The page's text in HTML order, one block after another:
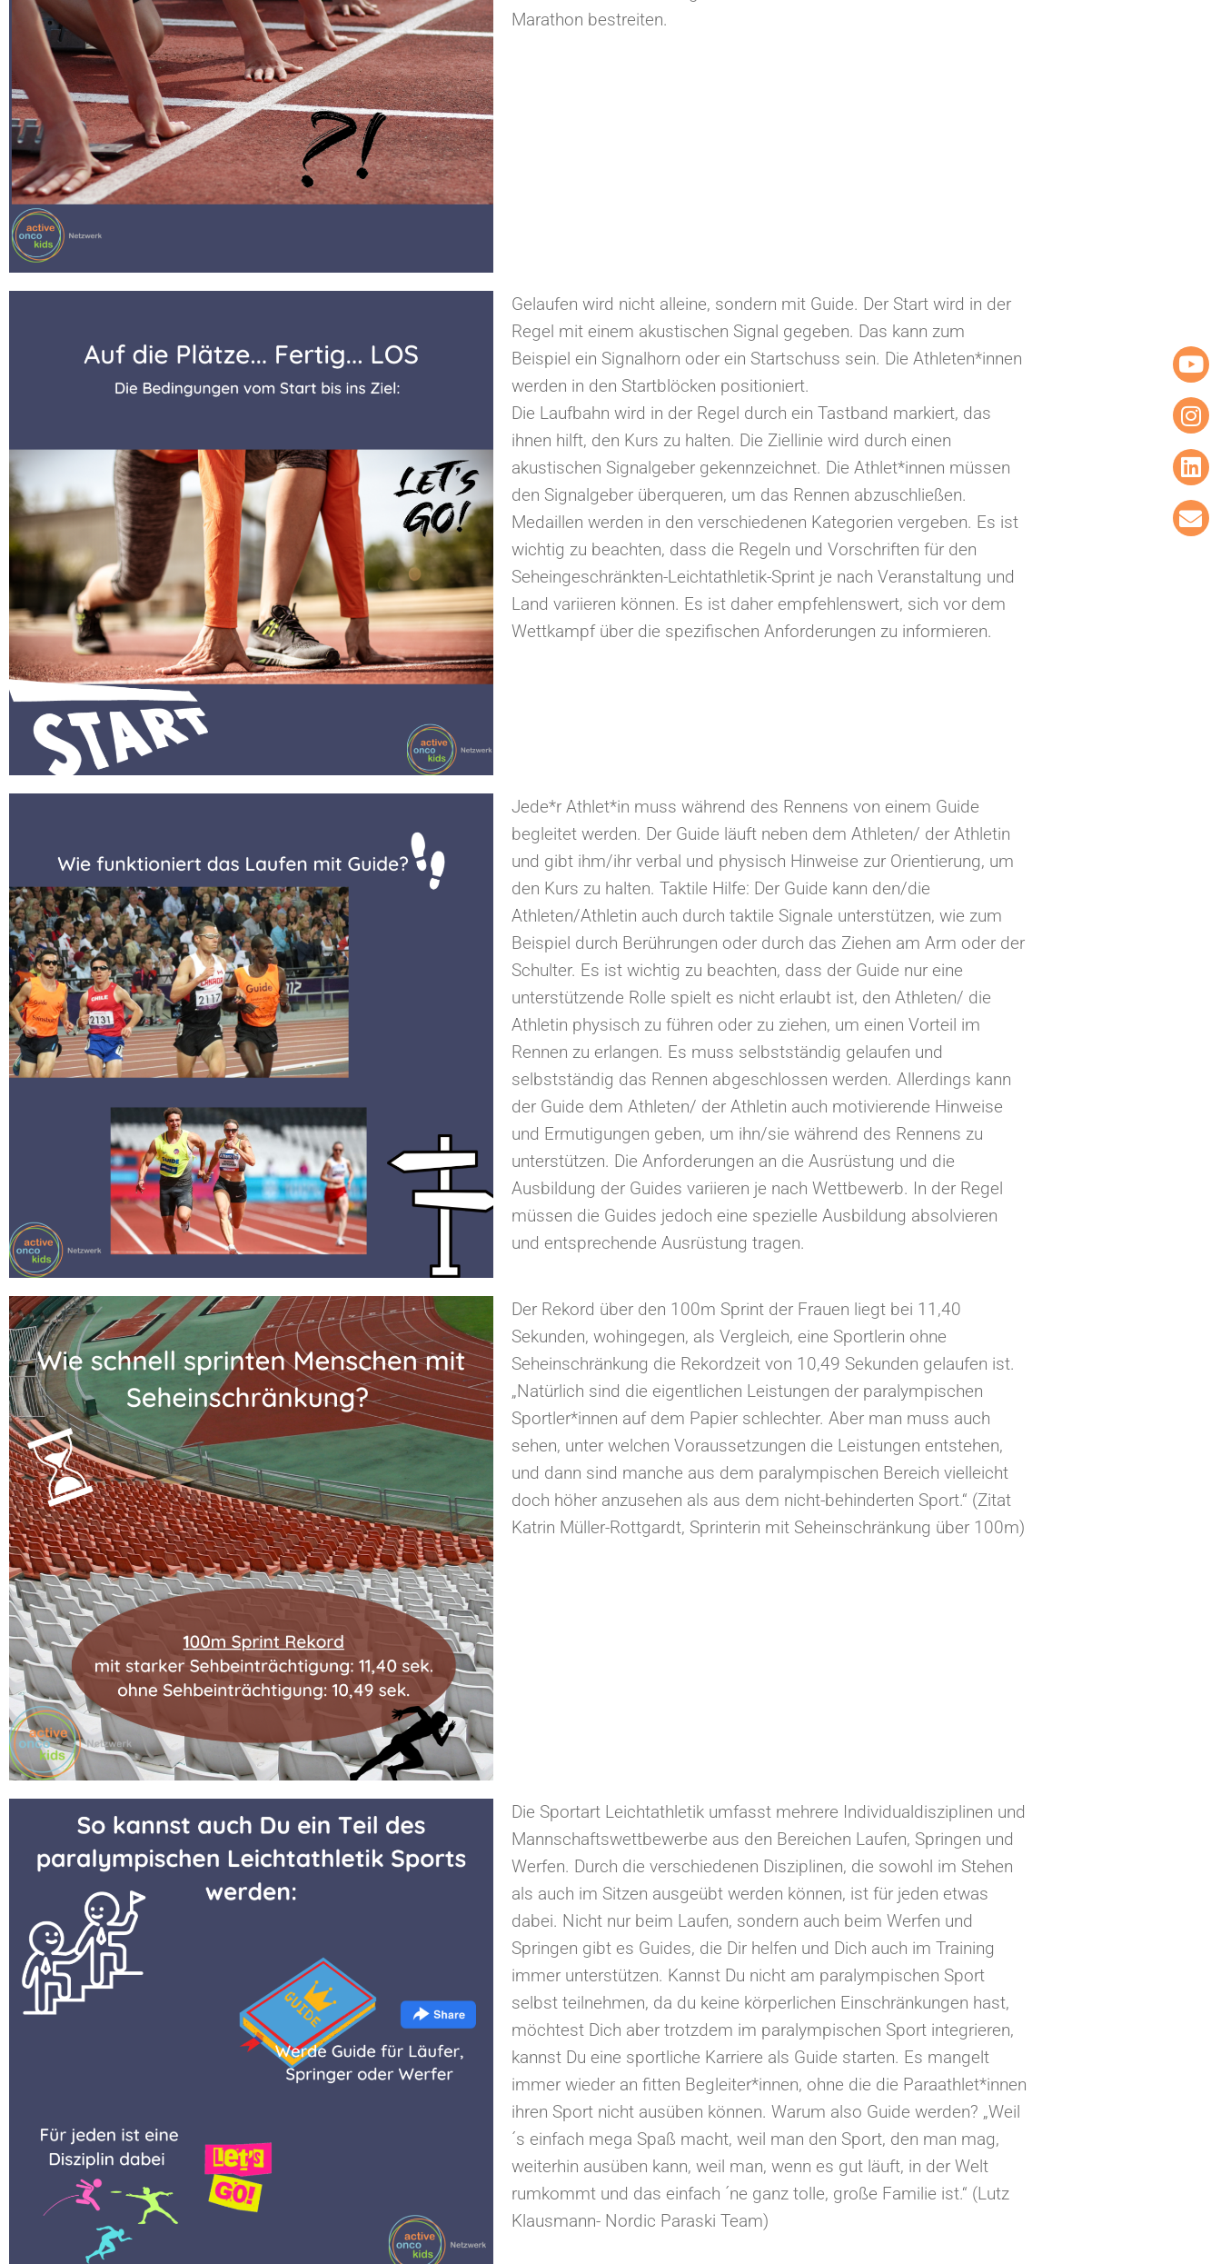
Marathon bestreiten.
Gelaufen wird nicht alleine, sondern mit Guide. Der Start wird in der
Regel mit einem akustischen Signal gegeben. Das kann zum
Beispiel ein Signalhorn oder ein Startschuss sein. Die Athleten*innen
werden in den Startblöcken positioniert.
Die Laufbahn wird in der Regel durch ein Tastband markiert, das
ihnen hilft, den Kurs zu halten. Die Ziellinie wird durch einen
akustischen Signalgeber gekennzeichnet. Die Athlet*innen müssen
den Signalgeber überqueren, um das Rennen abzuschließen.
Medaillen werden in den verschiedenen Kategorien vergeben. Es ist
wichtig zu beachten, dass die Regeln und Vorschriften für den
Seheingeschränkten-Leichtathletik-Sprint je nach Veranstaltung und
Land variieren können. Es ist daher empfehlenswert, sich vor dem
Wettkampf über die spezifischen Anforderungen zu informieren.
Jede*r Athlet*in muss während des Rennens von einem Guide
begleitet werden. Der Guide läuft neben dem Athleten/ der Athletin
und gibt ihm/ihr verbal und physisch Hinweise zur Orientierung, um
den Kurs zu halten. Taktile Hilfe: Der Guide kann den/die
Athleten/Athletin auch durch taktile Signale unterstützen, wie zum
Beispiel durch Berührungen oder durch das Ziehen am Arm oder der
Schulter. Es ist wichtig zu beachten, dass der Guide nur eine
unterstützende Rolle spielt es nicht erlaubt ist, den Athleten/ die
Athletin physisch zu führen oder zu ziehen, um einen Vorteil im
Rennen zu erlangen. Es muss selbstständig gelaufen und
selbstständig das Rennen abgeschlossen werden. Allerdings kann
der Guide dem Athleten/ der Athletin auch motivierende Hinweise
und Ermutigungen geben, um ihn/sie während des Rennens zu
unterstützen. Die Anforderungen an die Ausrüstung und die
Ausbildung der Guides variieren je nach Wettbewerb. In der Regel
müssen die Guides jedoch eine spezielle Ausbildung absolvieren
und entsprechende Ausrüstung tragen.
Der Rekord über den 100m Sprint der Frauen liegt bei 11,40
Sekunden, wohingegen, als Vergleich, eine Sportlerin ohne
Seheinschränkung die Rekordzeit von 10,49 Sekunden gelaufen ist. ⁠
„Natürlich sind die eigentlichen Leistungen der paralympischen
Sportler*innen auf dem Papier schlechter. Aber man muss auch
sehen, unter welchen Voraussetzungen die Leistungen entstehen,
und dann sind manche aus dem paralympischen Bereich vielleicht
doch höher anzusehen als aus dem nicht-behinderten Sport.“ (Zitat
Katrin Müller-Rottgardt, Sprinterin mit Seheinschränkung über 100m)⁠
Die Sportart Leichtathletik umfasst mehrere Individualdisziplinen und
Mannschaftswettbewerbe aus den Bereichen Laufen, Springen und
Werfen. Durch die verschiedenen Disziplinen, die sowohl im Stehen
als auch im Sitzen ausgeübt werden können, ist für jeden etwas
dabei. Nicht nur beim Laufen, sondern auch beim Werfen und
Springen gibt es Guides, die Dir helfen und Dich auch im Training
immer unterstützen. Kannst Du nicht am paralympischen Sport
selbst teilnehmen, da du keine körperlichen Einschränkungen hast,
möchtest Dich aber trotzdem im paralympischen Sport integrieren,
kannst Du eine sportliche Karriere als Guide starten. Es mangelt
immer wieder an fitten Begleiter*innen, ohne die die Paraathlet*innen
ihren Sport nicht ausüben können. Warum also Guide werden? „Weil
´s einfach mega Spaß macht, weil man den Sport, den man mag,
weiterhin ausüben kann, weil man, wenn es gut läuft, in der Welt
rumkommt und das einfach ´ne ganz tolle, große Familie ist.“ (Lutz
Klausmann- Nordic Paraski Team)⁠